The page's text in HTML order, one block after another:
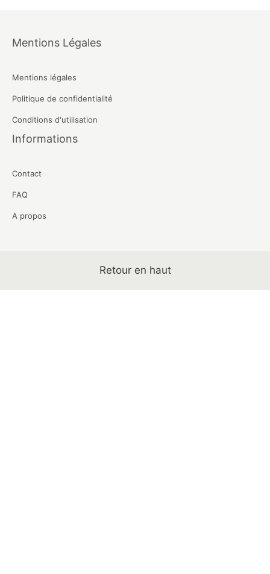
Mentions Légales
Mentions légales
Politique de confidentialité
Conditions d'utilisation
Informations
Contact
FAQ
A propos
Retour en haut